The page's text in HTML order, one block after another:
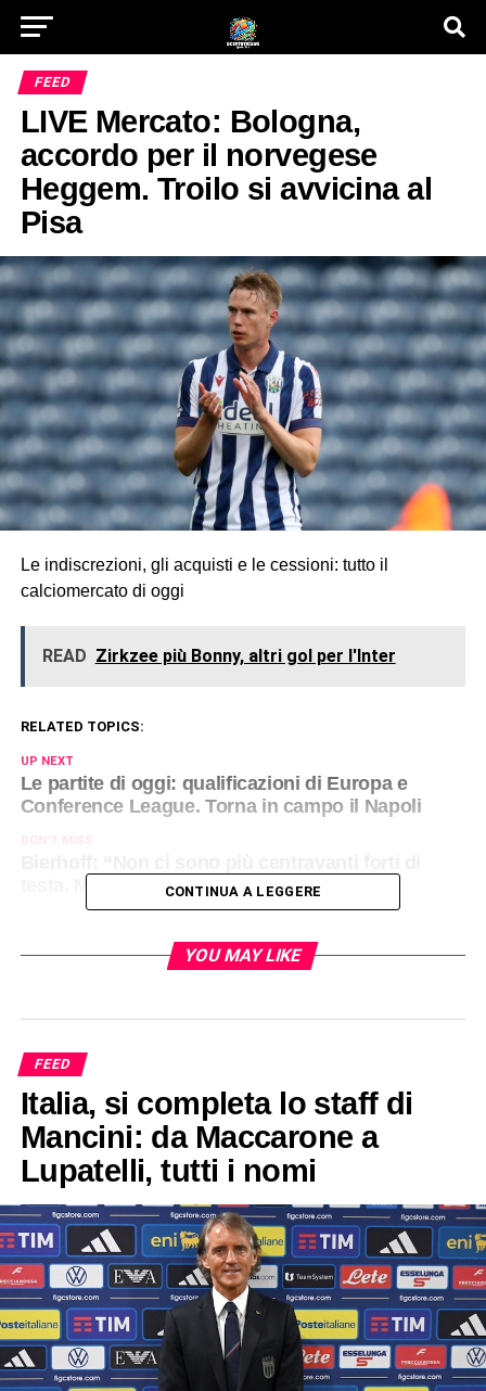
FEED
LIVE Mercato: Bologna,
accordo per il norvegese
Heggem. Troilo si avvicina al
Pisa
Le indiscrezioni, gli acquisti e le cessioni: tutto il
calciomercato di oggi
READ Zirkzee più Bonny, altri gol per l'Inter
RELATED TOPICS:
UP NEXT
Le partite di oggi: qualificazioni di Europa e
Conference League. Torna in campo il Napoli
DON'T MISS
testa. Milan, con Vlahovic vai sul sicuro”
CONTINUA A LEGGERE
YOU MAY LIKE
FEED
Italia, si completa lo staff di
Mancini: da Maccarone a
Lupatelli, tutti i nomi